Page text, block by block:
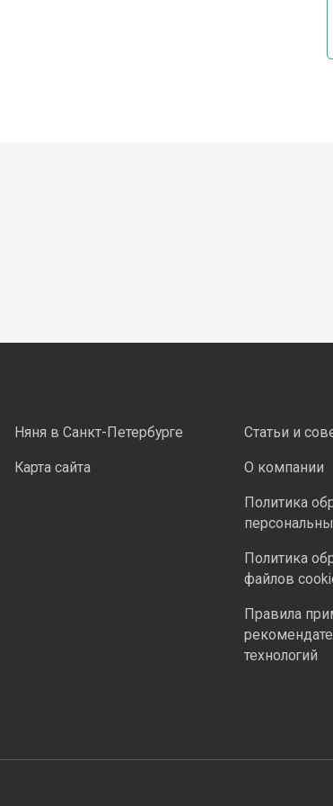
Няня в Санкт-Петербурге
Карта сайта
Статьи и
О компании
Политика
Политика
файлов
Правила
технологий